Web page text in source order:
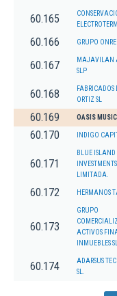
60.165
60.166 GRUPO
60.167
MAJAVILAN
SLP
60.168
FABRICADOS
ORTIZ SL
60.169 OASIS
60.170 INDIGO
60.171
BLUE ISLAND
LIMITADA.
60.172 HERMANOS
60.173
GRUPO
ACTIVOS
INMUEBLES
60.174
ADARSUS
SL.